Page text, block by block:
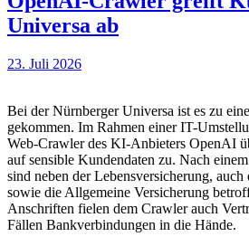
Universa ab
23. Juli 2026
Bei der Nürnberger Universa ist es zu
gekommen. Im Rahmen einer IT-
Web-Crawler des KI-Anbieters OpenAI
auf sensible Kundendaten zu. Nach
sind neben der Lebensversicherung,
sowie die Allgemeine Versicherung
Anschriften fielen dem Crawler auch
Fällen Bankverbindungen in die Hände.